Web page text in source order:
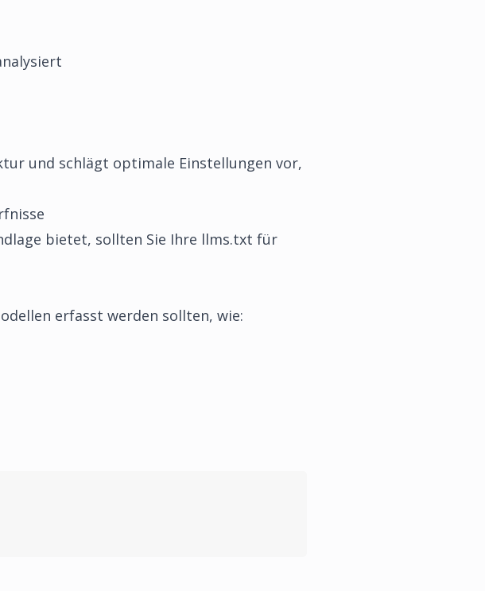
und schlägt optimale Einstellungen vor,
bietet, sollten Sie Ihre llms.txt für
erfasst werden sollten, wie: